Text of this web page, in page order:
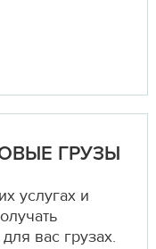
ГРУЗЫ
услугах и
вас грузах.